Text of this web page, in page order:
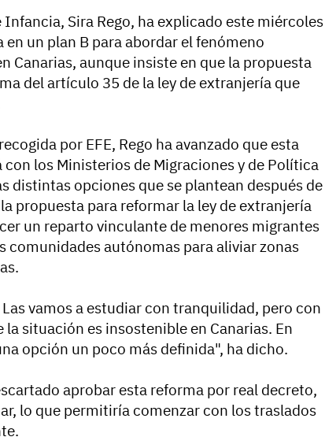
Sira Rego, ha explicado este miércoles
en un plan B para abordar el fenómeno
Canarias, aunque insiste en que la propuesta
del artículo 35 de la ley de extranjería que
por EFE, Rego ha avanzado que esta
los Ministerios de Migraciones y de Política
distintas opciones que se plantean después de
propuesta para reformar la ley de extranjería
un reparto vinculante de menores migrantes
comunidades autónomas para aliviar zonas
vamos a estudiar con tranquilidad, pero con
situación es insostenible en Canarias. En
opción un poco más definida", ha dicho.
aprobar esta reforma por real decreto,
lo que permitiría comenzar con los traslados